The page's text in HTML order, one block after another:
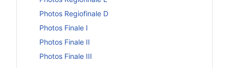
Photos Regiofinale D
Photos Finale I
Photos Finale II
Photos Finale III